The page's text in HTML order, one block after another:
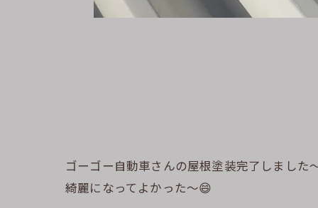
ゴーゴー自動車さんの屋根塗装完了しました
綺麗になってよかった〜😄